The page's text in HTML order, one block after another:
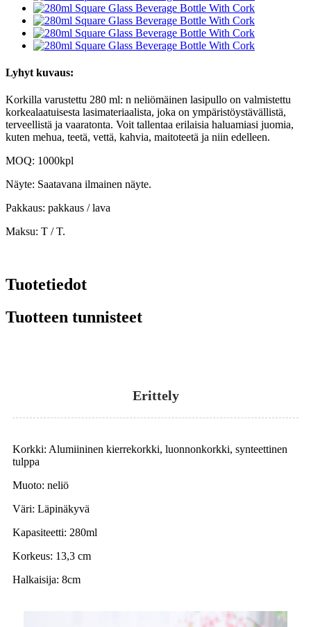
Lyhyt kuvaus:
Korkilla varustettu 280 ml: n neliömäinen lasipullo on valmistettu
korkealaatuisesta lasimateriaalista, joka on ympäristöystävällistä,
terveellistä ja vaaratonta. Voit tallentaa erilaisia ​​haluamiasi juomia,
kuten mehua, teetä, vettä, kahvia, maitoteetä ja niin edelleen.
MOQ: 1000kpl
Näyte: Saatavana ilmainen näyte.
Pakkaus: pakkaus / lava
Maksu: T / T.
Tuotetiedot
Tuotteen tunnisteet
Erittely
Korkki: Alumiininen kierrekorkki, luonnonkorkki, synteettinen
tulppa
Muoto: neliö
Väri: Läpinäkyvä
Kapasiteetti: 280ml
Korkeus: 13,3 cm
Halkaisija: 8cm